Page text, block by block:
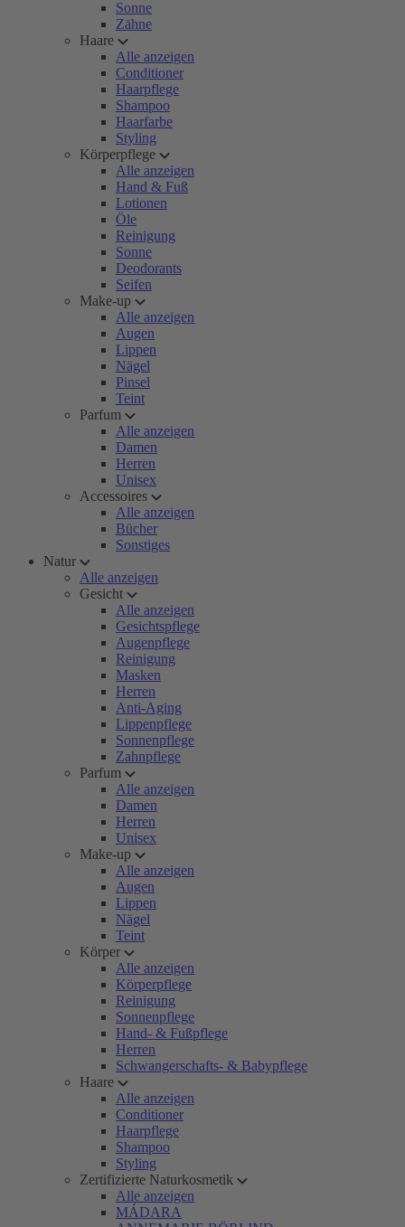
Sonne
Zähne
Haare
Alle anzeigen
Conditioner
Haarpflege
Shampoo
Haarfarbe
Styling
Körperpflege
Alle anzeigen
Hand & Fuß
Lotionen
Öle
Reinigung
Sonne
Deodorants
Seifen
Make-up
Alle anzeigen
Augen
Lippen
Nägel
Pinsel
Teint
Parfum
Alle anzeigen
Damen
Herren
Unisex
Accessoires
Alle anzeigen
Bücher
Sonstiges
Natur
Alle anzeigen
Gesicht
Alle anzeigen
Gesichtspflege
Augenpflege
Reinigung
Masken
Herren
Anti-Aging
Lippenpflege
Sonnenpflege
Zahnpflege
Parfum
Alle anzeigen
Damen
Herren
Unisex
Make-up
Alle anzeigen
Augen
Lippen
Nägel
Teint
Körper
Alle anzeigen
Körperpflege
Reinigung
Sonnenpflege
Hand- & Fußpflege
Herren
Schwangerschafts- & Babypflege
Haare
Alle anzeigen
Conditioner
Haarpflege
Shampoo
Styling
Zertifizierte Naturkosmetik
Alle anzeigen
MÁDARA